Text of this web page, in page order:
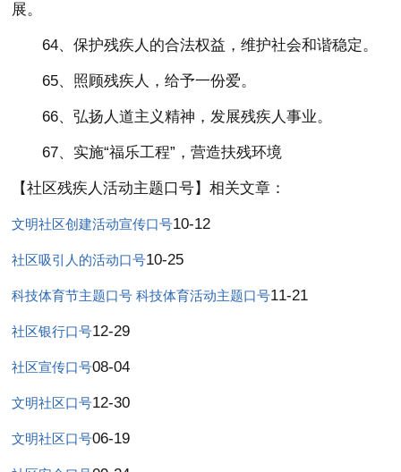
展。
64、保护残疾人的合法权益，维护社会和谐稳定。
65、照顾残疾人，给予一份爱。
66、弘扬人道主义精神，发展残疾人事业。
67、实施“福乐工程”，营造扶残环境
【社区残疾人活动主题口号】相关文章：
文明社区创建活动宣传口号10-12
社区吸引人的活动口号10-25
科技体育节主题口号 科技体育活动主题口号11-21
社区银行口号12-29
社区宣传口号08-04
文明社区口号12-30
文明社区口号06-19